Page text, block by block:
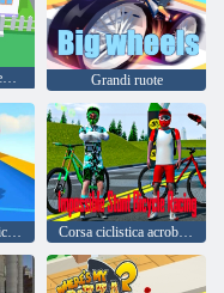
Ragazzo delle consegne di carta Grandi ruote
Obby Ma sei in bicicletta Corsa ciclistica acrobatica impossibile